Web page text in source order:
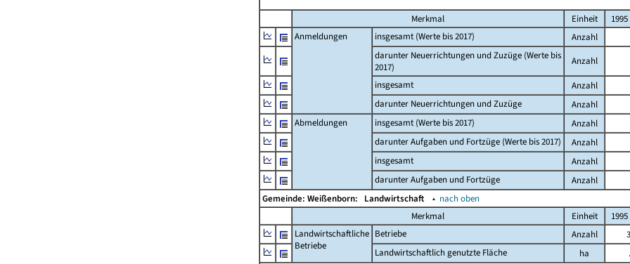
Merkmal Einheit 1995
Anmeldungen
insgesamt (Werte bis 2017) Anzahl
darunter Neuerrichtungen und Zuzüge (Werte bis
2017)
Anzahl
insgesamt
Anzahl
darunter Neuerrichtungen und Zuzüge
Anzahl
Abmeldungen
insgesamt (Werte bis 2017) Anzahl
darunter Aufgaben und Fortzüge (Werte bis 2017)
Anzahl
insgesamt
Anzahl
darunter Aufgaben und Fortzüge
Anzahl
Gemeinde: Weißenborn: Landwirtschaft ▴ nach oben
Merkmal
Einheit 1995
Landwirtschaftliche
Betriebe
Betriebe Anzahl 3
Landwirtschaftlich genutzte Fläche
ha .